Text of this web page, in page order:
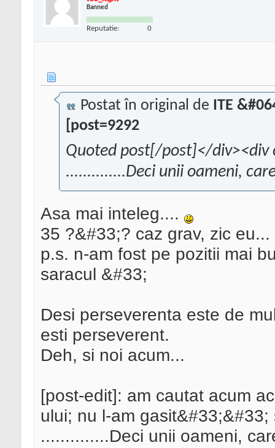
Banned
Reputatie: 0
Postat în original de ITE
[post=9292
Quoted post[/post]</div><div
..............Deci unii oameni,
Asa mai inteleg....
35 ?&#33;? caz grav, zic eu...
p.s. n-am fost pe pozitii mai
saracul &#33;
Desi perseverenta este de
esti perseverent.
Deh, si noi acum...
[post-edit]: am cautat acum
ului; nu l-am gasit&#33;&#33;
..............Deci unii oameni,